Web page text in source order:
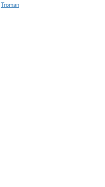
Troman